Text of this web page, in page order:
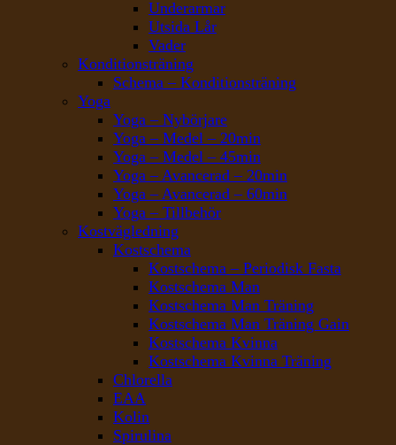
Underarmar
Utsida Lår
Vader
Konditionsträning
Schema – Konditionsträning
Yoga
Yoga – Nybörjare
Yoga – Medel – 20min
Yoga – Medel – 45min
Yoga – Avancerad – 20min
Yoga – Avancerad – 60min
Yoga – Tillbehör
Kostvägledning
Kostschema
Kostschema – Periodisk Fasta
Kostschema Man
Kostschema Man Träning
Kostschema Man Träning Gain
Kostschema Kvinna
Kostschema Kvinna Träning
Chlorella
EAA
Kolin
Spirulina